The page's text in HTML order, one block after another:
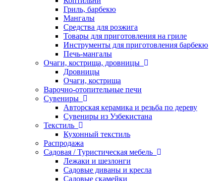
Гриль, барбекю
Мангалы
Средства для розжига
Товары для приготовления на гриле
Инструменты для приготовления барбекю
Печь-мангалы
Очаги, кострища, дровницы
Дровницы
Очаги, кострища
Варочно-отопительные печи
Сувениры
Авторская керамика и резьба по дереву
Сувениры из Узбекистана
Текстиль
Кухонный текстиль
Распродажа
Садовая / Туристическая мебель
Лежаки и шезлонги
Садовые диваны и кресла
Садовые скамейки